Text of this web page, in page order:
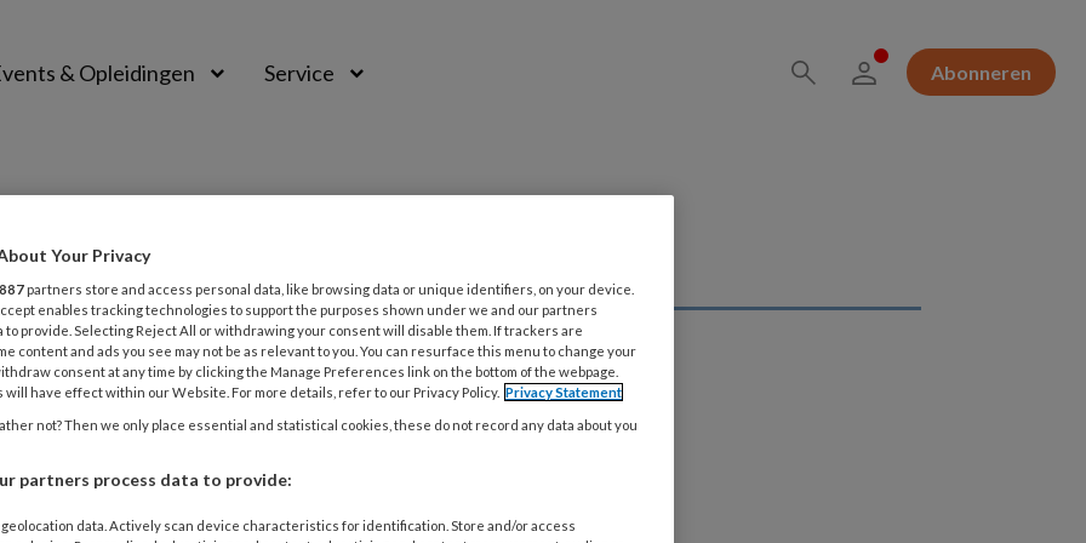
& Opleidingen Service Abonneren
COLUMN
netwerk is de basis
Your Privacy
887 partners store and access personal data, like browsing data or unique identifiers, on your device.
enables tracking technologies to support the purposes shown under we and our partners
to provide. Selecting Reject All or withdrawing your consent will disable them. If trackers are
content and ads you see may not be as relevant to you. You can resurface this menu to change your
consent at any time by clicking the Manage Preferences link on the bottom of the webpage.
will have effect within our Website. For more details, refer to our Privacy Policy. Privacy Statement
not? Then we only place essential and statistical cookies, these do not record any data about you
partners process data to provide:
data. Actively scan device characteristics for identification. Store and/or access